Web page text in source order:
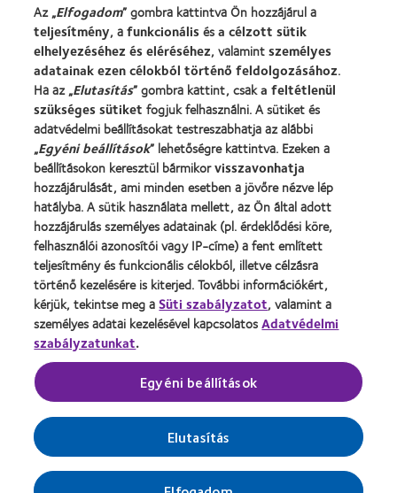
Karrierlehetőségek a CooperVisionnél
Hírközpont
Kapcsolat
Jogi információk
Adatvédelmi szabályzat
Cookie szabályzat
Hozzászólásokkal kapcsolatos irányelvek
Illesztői oldal
Hozzájárulási beállítások kezelése
A kontaktlencsék gyógyászati segédeszköznek
minősülő orvostechnikai eszközök.
A kockázatokról olvassa el a használati
útmutatót, vagy kérdezze meg kezelőorvosát!
Az „Elfogadom” gombra kattintva Ön hozzájárul a
teljesítmény, afunkcionálisésa célzott sütik
elhelyezéséhez és eléréséhez, valamintszemélyes
adatainak ezen célokból történő feldolgozásához.
Ha az „Elutasítás” gombra kattint, csaka feltétlenül
szükséges sütiket fogjuk felhasználni. A sütiket és
adatvédelmi beállításokat testreszabhatja az alábbi
„Egyéni beállítások” lehetőségre kattintva. Ezeken a
beállításokon keresztül bármikorvisszavonhatja
hozzájárulását, ami minden esetben a jövőre nézve lép
hatályba. A sütik használata mellett, az Ön által adott
hozzájárulás személyes adatainak (pl. érdeklődési köre,
felhasználói azonosítói vagy IP-címe) a fent említett
teljesítmény és funkcionális célokból, illetve célzásra
történő kezelésére is kiterjed. További információkért,
kérjük, tekintse meg aSüti szabályzatot, valamint a
személyes adatai kezelésével kapcsolatosAdatvédelmi
szabályzatunkat.
Egyéni beállítások
Elutasítás